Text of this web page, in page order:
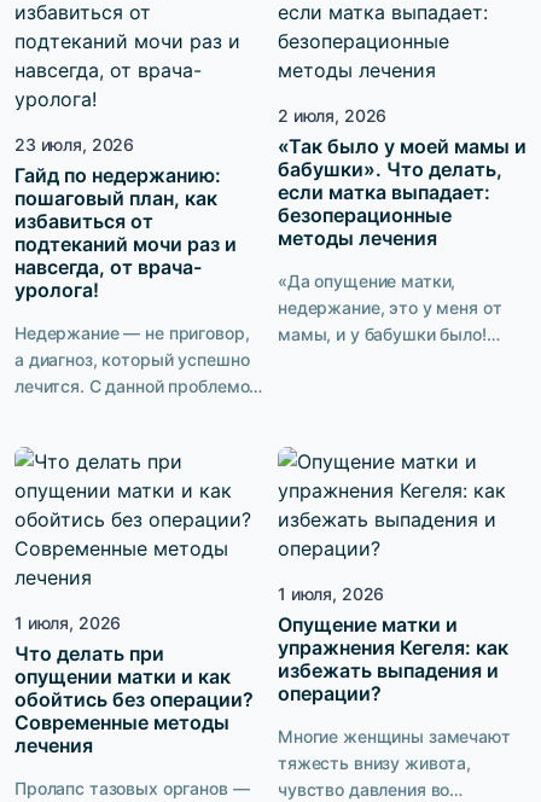
необходимости пить
таблетки или ложиться на
операционный стол, а
заниматься можно где
угодно: дома, во время
обеденного перерыва на
работе, в командировке. Но
проходит время, пациентка
упорно тренируется, а […]
на самые частые вопросы о
пролапсе органов малого
таза и рассказать, можно ли
образом.
23 июля, 2026
Гайд по недержанию:
пошаговый план, как
избавиться от
подтеканий мочи раз и
навсегда, от врача-
уролога!
Недержание — не приговор,
а диагноз, который успешно
лечится. С данной проблемой
женщина в мире. Но говорить
о ней вслух не принято.
Страх, стыд, ощущение
собственной
неполноценности —
мочи переживают целый
спектр неприятных эмоций.
При этом врачи уверяют, что
недержание — это отнюдь не
возрастная норма. […]
2 июля, 2026
«Так было у моей мамы и
бабушки». Что делать,
если матка выпадает:
безоперационные
методы лечения
«Да опущение матки,
недержание, это у меня от
мамы, и у бабушки было!
встречается и в наше время.
Однако 100% женщин
предпочли бы не знать, что
такое пролапс органов
мочи, обойтись без операции.
Есть ли выход? Компания
PELVICMED предлагает […]
1 июля, 2026
Что делать при
опущении матки и как
обойтись без операции?
Современные методы
лечения
Пролапс тазовых органов —
1 июля, 2026
Опущение матки и
упражнения Кегеля: как
избежать выпадения и
операции?
Многие женщины замечают
тяжесть внизу живота,
чувство давления во